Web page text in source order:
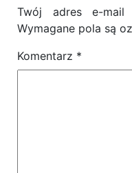
Twój adres e-mail
Wymagane pola są
Komentarz *